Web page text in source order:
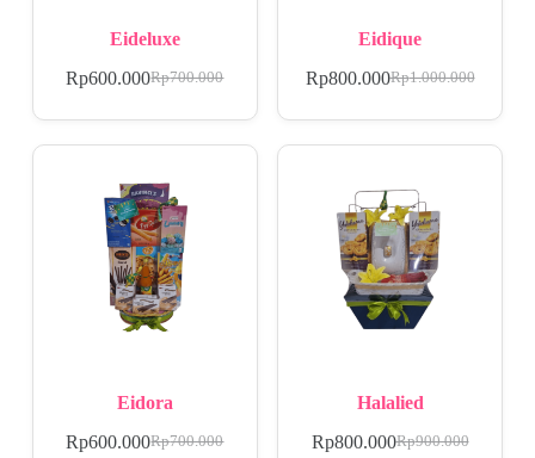
Eideluxe
Rp700.000
Rp600.000
Eidique
Rp1.000.000
Rp800.000
Eidora
Rp700.000
Rp600.000
Halalied
Rp900.000
Rp800.000